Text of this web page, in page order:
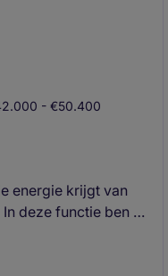
- €50.400
energie krijgt van
deze functie ben je
het